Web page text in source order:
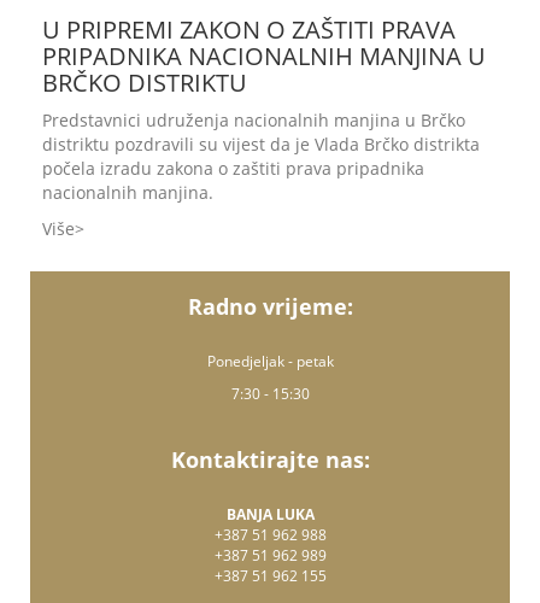
U PRIPREMI ZAKON O ZAŠTITI PRAVA
PRIPADNIKA NACIONALNIH MANJINA U
BRČKO DISTRIKTU
Predstavnici udruženja nacionalnih manjina u Brčko
distriktu pozdravili su vijest da je Vlada Brčko distrikta
počela izradu zakona o zaštiti prava pripadnika
nacionalnih manjina.
Više
Radno vrijeme:
Ponedjeljak - petak
7:30 - 15:30
Kontaktirajte nas:
BANJA LUKA
+387 51 962 988
+387 51 962 989
+387 51 962 155